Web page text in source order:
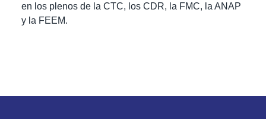
en los plenos de la CTC, los CDR, la FMC, la ANAP
y la FEEM.